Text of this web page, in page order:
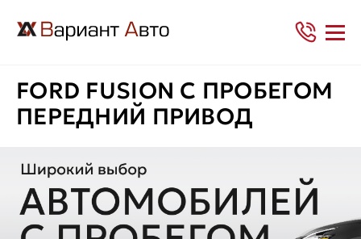
FORD FUSION С ПРОБЕГОМ
ПЕРЕДНИЙ ПРИВОД